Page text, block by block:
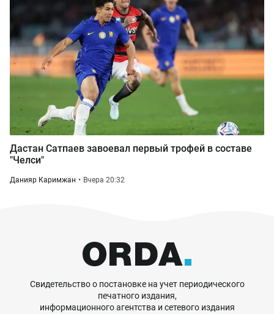
Дастан Сатпаев завоевал первый трофей в составе
"Челси"
Данияр Каримжан Вчера 20:32
Свидетельство о постановке на учет периодического
печатного издания,
информационного агентства и сетевого издания